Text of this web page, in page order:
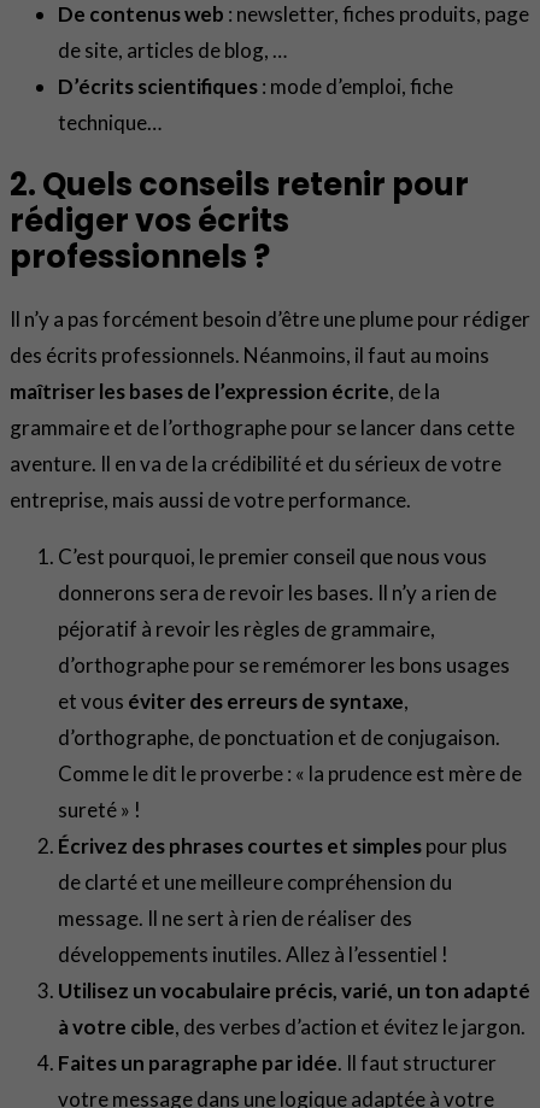
De contenus web : newsletter, fiches produits, page
de site, articles de blog, …
D’écrits scientifiques: mode d’emploi, fiche
technique…
2. Quels conseils retenir pour
rédiger vos écrits
professionnels ?
Il n’y a pas forcément besoin d’être une plume pour rédiger
des écrits professionnels. Néanmoins, il faut au moins
maîtriser les bases de l’expression écrite, de la
grammaire et de l’orthographe pour se lancer dans cette
aventure. Il en va de la crédibilité et du sérieux de votre
entreprise, mais aussi de votre performance.
C’est pourquoi, le premier conseil que nous vous
donnerons sera de revoir les bases. Il n’y a rien de
péjoratif à revoir les règles de grammaire,
d’orthographe pour se remémorer les bons usages
et vous éviter des erreurs de syntaxe,
d’orthographe, de ponctuation et de conjugaison.
Comme le dit le proverbe : « la prudence est mère de
sureté » !
Écrivez des phrases courtes et simplespour plus
de clarté et une meilleure compréhension du
message. Il ne sert à rien de réaliser des
développements inutiles. Allez à l’essentiel !
Utilisez un vocabulaire précis, varié, un ton adapté
à votre cible, des verbes d’action et évitez le jargon.
Faites un paragraphe par idée. Il faut structurer
votre message dans une logique adaptée à votre